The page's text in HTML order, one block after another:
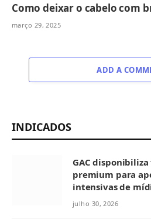
Como deixar o cabelo com
março 29, 2025
ADD A
INDICADOS
GAC
premium para
intensivas de
Mundo no México
julho 30, 2026